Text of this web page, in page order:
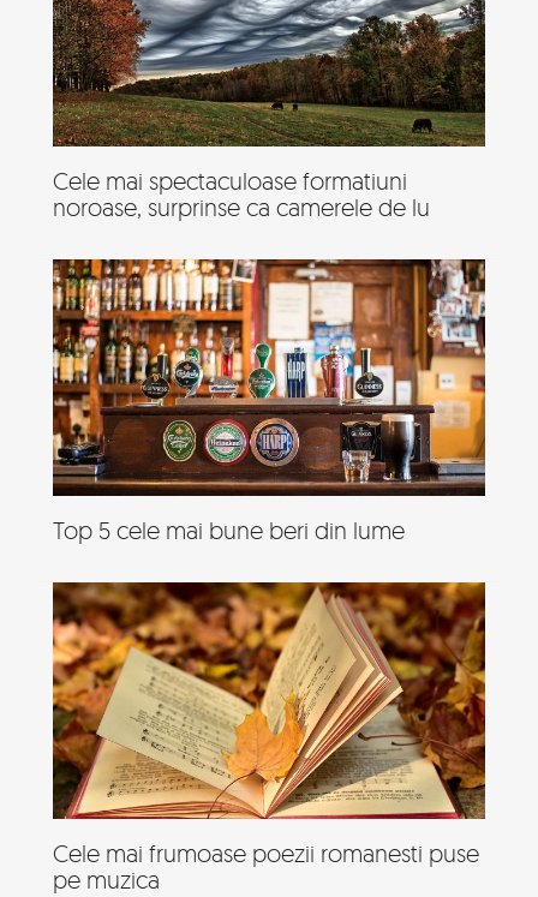
Cele mai spectaculoase formatiuni
noroase, surprinse ca camerele de lu
Top 5 cele mai bune beri din lume
Cele mai frumoase poezii romanesti puse
pe muzica